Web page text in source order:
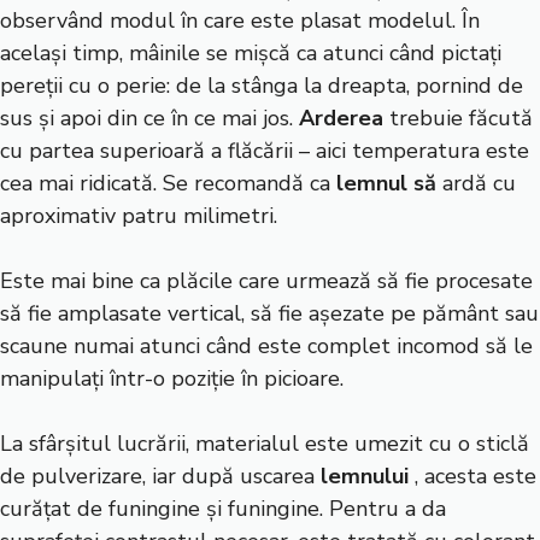
observând modul în care este plasat modelul. În
același timp, mâinile se mișcă ca atunci când pictați
pereții cu o perie: de la stânga la dreapta, pornind de
sus și apoi din ce în ce mai jos. Arderea trebuie făcută
cu partea superioară a flăcării – aici temperatura este
cea mai ridicată. Se recomandă ca lemnul să ardă cu
aproximativ patru milimetri.
Este mai bine ca plăcile care urmează să fie procesate
să fie amplasate vertical, să fie așezate pe pământ sau
scaune numai atunci când este complet incomod să le
manipulați într-o poziție în picioare.
La sfârșitul lucrării, materialul este umezit cu o sticlă
de pulverizare, iar după uscarea lemnului , acesta este
curățat de funingine și funingine. Pentru a da